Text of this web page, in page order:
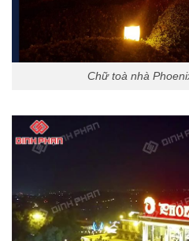
Chữ toà nhà